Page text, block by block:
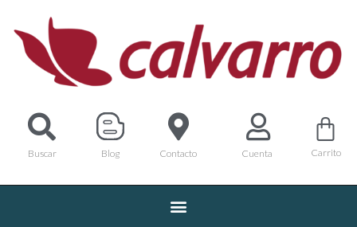
Buscar Blog Contacto Cuenta Carrito